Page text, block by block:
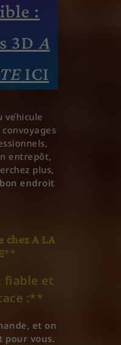
:
3D A
ICI
véhicule
entrepôt,
plus,
endroit
chez A LA
**
fiable et
:**
et on
pour vous.